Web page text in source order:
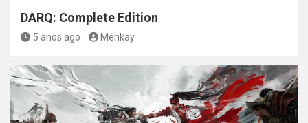
DARQ: Complete Edition
5 anos ago Menkay